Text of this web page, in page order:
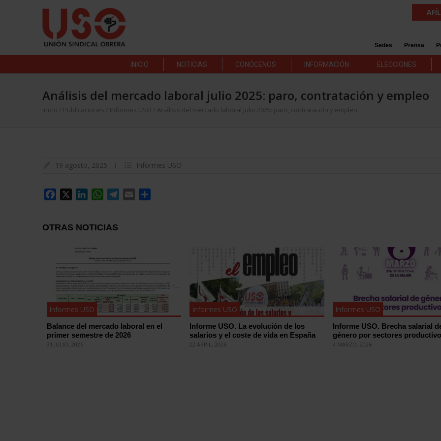
Sedes Prensa
INICIO NOTICIAS CONÓCENOS INFORMACIÓN ELECCIONES
Análisis del mercado laboral julio 2025: paro, contratación y empleo
Inicio Publicaciones Informes USO Análisis del mercado laboral julio 2025: paro, contratación y empleo
19 agosto, 2025 Informes USO
Facebook LinkedInWhatsApp
Telegram
Email
OTRAS NOTICIAS
Informes USO
Balance del mercado laboral en el
primer semestre de 2026
31 JULIO, 2026
Informes USO
Informe USO. La evolución de los
salarios y el coste de vida en España
22 ABRIL, 2026
Informes USO
Informe USO. Brecha salarial
género por sectores
4 MARZO, 2026